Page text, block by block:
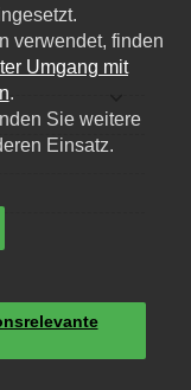
verwendet, finden
Umgang mit
.
Sie weitere
Einsatz.